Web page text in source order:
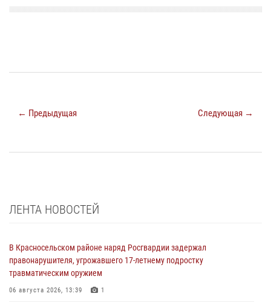
← Предыдущая Следующая →
ЛЕНТА НОВОСТЕЙ
В Красносельском районе наряд Росгвардии задержал
правонарушителя, угрожавшего 17-летнему подростку
травматическим оружием
06 августа 2026, 13:39 1